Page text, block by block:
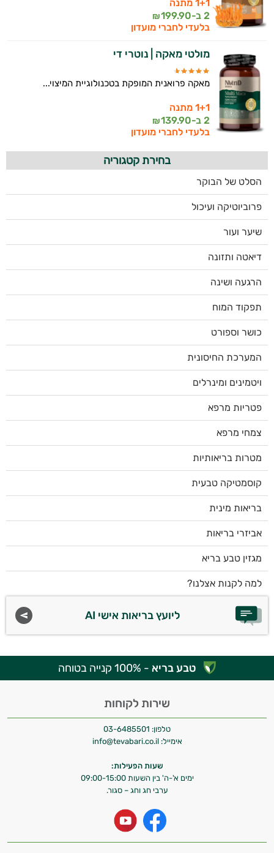
1+1 מתנה
2 ב-
199.90
₪
בלעדי לחברי מועדון
מולטי מאקה | נוטרי די
מאקה פרואנית המופקת בטכנולוגיית המיצוי...
1+1 מתנה
2 ב-
139.90
₪
בלעדי לחברי מועדון
בחירת קטגוריה
הסלט של הבוקר
פרוביוטיקה ועיכול
שיער ועור
דיאטה ותזונה
הרגעה ושינה
תפקוד המוח
כושר וספורט
המערכת החיסונית
ויטמינים ומינרלים
פטריות מרפא
צמחי מרפא
מטרות בריאותיות
קוסמטיקה טבעית
בריאות מינית
אביזרי בריאות
מגזין טבע בריא
למה לקנות אצלנו?
ליועץ בריאות אישי AI
טבע בריא - 100% קנייה בטוחה
שירות לקוחות
טלפון: 03-6485501
אימייל: info@tevabari.co.il
שעות הפעילות:
ימים א'-ה' בין השעות 09:00-15:00
ערבי חג וחג – סגור.